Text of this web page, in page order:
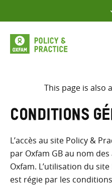
to
content
This page is also
Conditions
L’accès au site Policy &
par Oxfam GB au nom
Oxfam. L’utilisation du
est régie par les